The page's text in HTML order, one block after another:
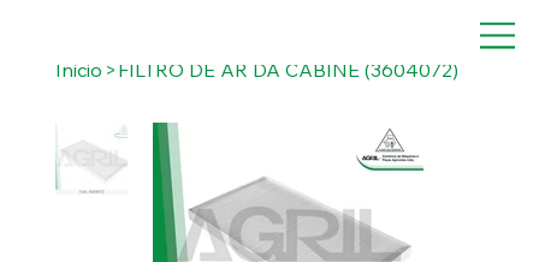
Inicio > FILTRO DE AR DA CABINE (3604072)